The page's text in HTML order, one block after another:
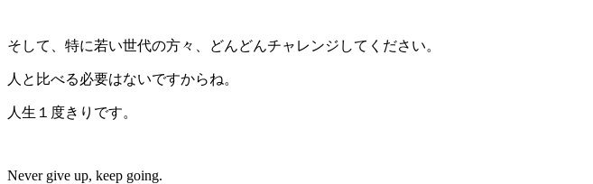
そして、特に若い世代の方々、どんどんチャレンジしてください。
人と比べる必要はないですからね。
人生１度きりです。
Never give up, keep going.